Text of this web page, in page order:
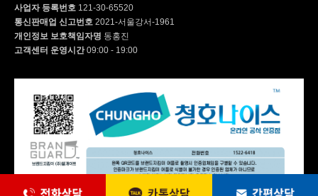
WI-60C9600CM | 52,900
WF-80S9600M | 63,900
WF-70S9600M | 59,900
사업자 등록번호 121-30-65520
통신판매업 신고번호 2021-서울강서-1961
개인정보 보호책임자명 동홍진
고객센터 운영시간09:00 - 19:00